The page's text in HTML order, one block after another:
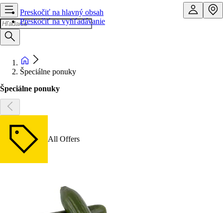
Preskočiť na hlavný obsah
Preskočiť na vyhľadávanie
Špeciálne ponuky
Špeciálne ponuky
All Offers